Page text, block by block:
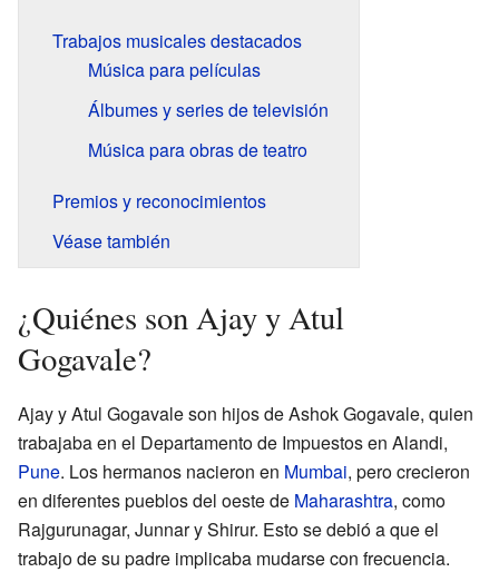
Trabajos musicales destacados
Música para películas
Álbumes y series de televisión
Música para obras de teatro
Premios y reconocimientos
Véase también
¿Quiénes son Ajay y Atul
Gogavale?
Ajay y Atul Gogavale son hijos de Ashok Gogavale, quien
trabajaba en el Departamento de Impuestos en Alandi,
Pune. Los hermanos nacieron en Mumbai, pero crecieron
en diferentes pueblos del oeste de Maharashtra, como
Rajgurunagar, Junnar y Shirur. Esto se debió a que el
trabajo de su padre implicaba mudarse con frecuencia.